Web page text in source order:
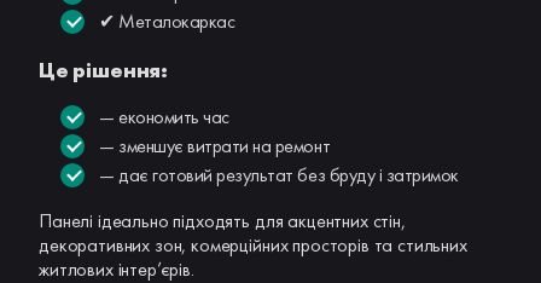
✔ Металокаркас
Це рішення:
— економить час
— зменшує витрати на ремонт
— дає готовий результат без бруду і затримок
Панелі ідеально підходять для акцентних стін,
декоративних зон, комерційних просторів та стильних
житлових інтер’єрів.